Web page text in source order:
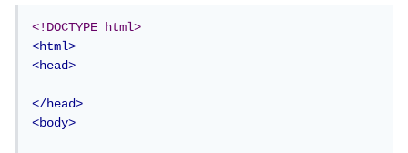
<!DOCTYPE html>
<html>
<head>
</head>
<body>